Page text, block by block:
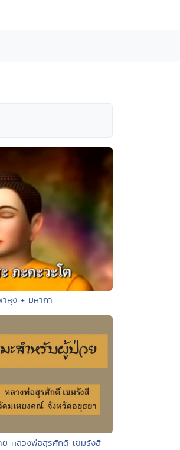
หุง + มหากา
ย หลวงพ่อสุรศักดิ์ เขมรังสี